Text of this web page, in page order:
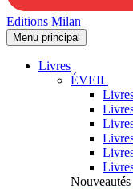
Editions Milan
Menu principal
Livres
ÉVEIL
Nouveautés